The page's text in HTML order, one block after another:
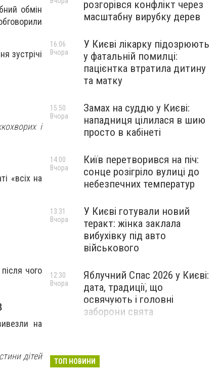
обмін
зустрічі
і
«всіх на
чого
на
дітей
розгорівся конфлікт через
масштабну вирубку дерев
У Києві лікарку підозрюють
у фатальній помилці:
пацієнтка втратила дитину
та матку
16:06
Вчора
Замах на суддю у Києві:
нападниця цілилася в шию
просто в кабінеті
15:50
Вчора
Київ перетворився на піч:
сонце розігріло вулиці до
небезпечних температур
14:00
Вчора
У Києві готували новий
теракт: жінка заклала
вибухівку під авто
військового
13:31
Вчора
Яблучний Спас 2026 у Києві:
дата, традиції, що
освячують і головні
заборони свята
12:30
Вчора
ТОП НОВИНИ